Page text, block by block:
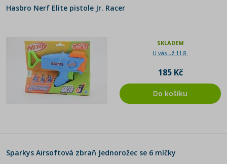
Hasbro Nerf Elite pistole Jr. Racer
SKLADEM
U vás už 11.8.
185 Kč
Do košíku
Sparkys Airsoftová zbraň Jednorožec se 6 míčky